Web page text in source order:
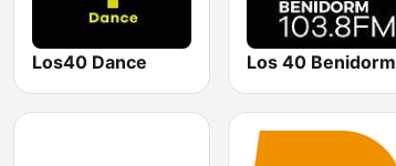
Los40 Dance Los 40 Benidorm